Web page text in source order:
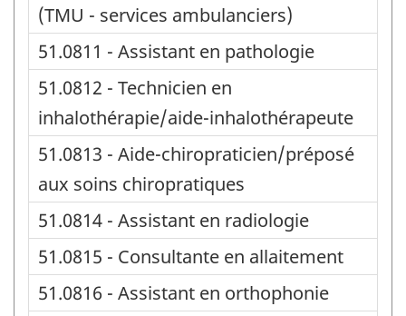
(TMU - services ambulanciers)
51.0811 - Assistant en pathologie
51.0812 - Technicien en
inhalothérapie/aide-inhalothérapeute
51.0813 - Aide-chiropraticien/préposé
aux soins chiropratiques
51.0814 - Assistant en radiologie
51.0815 - Consultante en allaitement
51.0816 - Assistant en orthophonie